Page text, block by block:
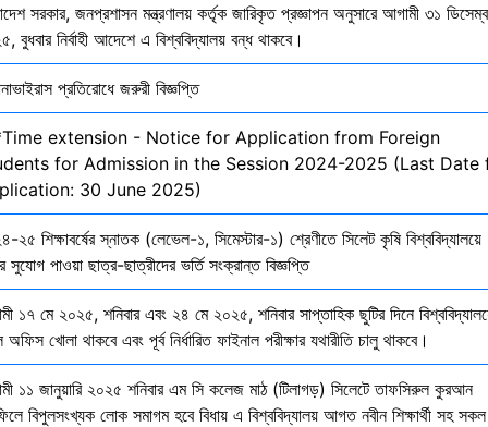
সরকার, জনপ্রশাসন মন্ত্রণালয় কর্তৃক জারিকৃত প্রজ্ঞাপন অনুসারে আগামী ৩১
বুধবার নির্বাহী আদেশে এ বিশ্ববিদ্যালয় বন্ধ থাকবে।
প্রতিরোধে জরুরী বিজ্ঞপ্তি
extension - Notice for Application from Foreign
for Admission in the Session 2024-2025 (Last Date
30 June 2025)
২৫ শিক্ষাবর্ষের স্নাতক (লেভেল-১, সিমেস্টার-১) শ্রেণীতে সিলেট কৃষি বিশ্ববিদ্যালয়ে
সুযোগ পাওয়া ছাত্র-ছাত্রীদের ভর্তি সংক্রান্ত বিজ্ঞপ্তি
১৭ মে ২০২৫, শনিবার এবং ২৪ মে ২০২৫, শনিবার সাপ্তাহিক ছুটির দিনে
খোলা থাকবে এবং পূর্ব নির্ধারিত ফাইনাল পরীক্ষার যথারীতি চালু থাকবে।
১১ জানুয়ারি ২০২৫ শনিবার এম সি কলেজ মাঠ (টিলাগড়) সিলেটে তাফসিরুল কুরআন
বিপুলসংখ্যক লোক সমাগম হবে বিধায় এ বিশ্ববিদ্যালয় আগত নবীন শিক্ষার্থী সহ সকল